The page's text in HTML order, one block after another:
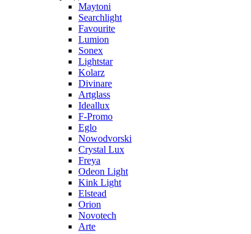
Maytoni
Searchlight
Favourite
Lumion
Sonex
Lightstar
Kolarz
Divinare
Artglass
Ideallux
F-Promo
Eglo
Nowodvorski
Crystal Lux
Freya
Odeon Light
Kink Light
Elstead
Orion
Novotech
Arte